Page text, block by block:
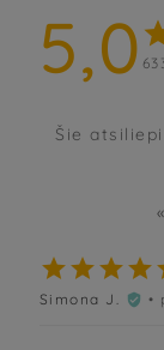
5,0
Šie
«

Simona J.  •